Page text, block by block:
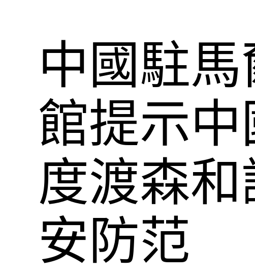
中國駐
館提示
度渡森
安防范